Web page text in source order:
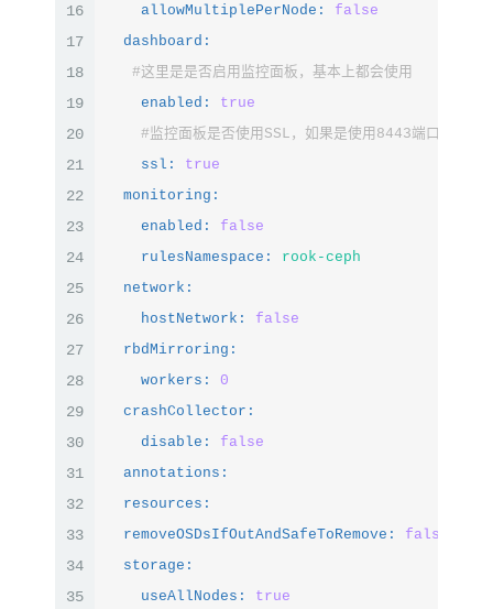
16
17
18
19
20
21
22
23
24
25
26
27
28
29
30
31
32
33
34
35
allowMultiplePerNode:
false
dashboard:
#这里是是否启用监控面板，基本上都会使用
enabled:
true
#监控面板是否使用SSL，如果是使用8443端口，不
ssl:
true
monitoring:
enabled:
false
rulesNamespace:
rook-ceph
network:
hostNetwork:
false
rbdMirroring:
workers:
0
crashCollector:
disable:
false
annotations:
resources:
removeOSDsIfOutAndSafeToRemove:
false
storage:
useAllNodes:
true